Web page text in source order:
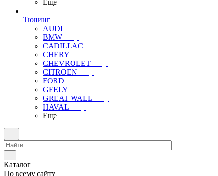
Еще
Тюнинг
AUDI
BMW
CADILLAC
CHERY
CHEVROLET
CITROEN
FORD
GEELY
GREAT WALL
HAVAL
Еще
Каталог
По всему сайту